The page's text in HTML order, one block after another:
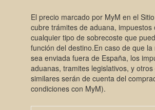
El precio marcado por MyM en el
cubre trámites de aduana, impuestos
cualquier tipo de sobrecoste que
función del destino.En caso de que
sea enviada fuera de España, los
aduanas, tramites legislativos, y otros
similares serán de cuenta del
condiciones con MyM).